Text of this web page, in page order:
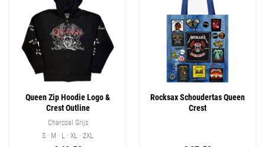
Queen Zip Hoodie Logo &
Crest Outline
Charcoal Grijs
S · M · L · XL · 2XL
Rocksax Schoudertas Queen
Crest